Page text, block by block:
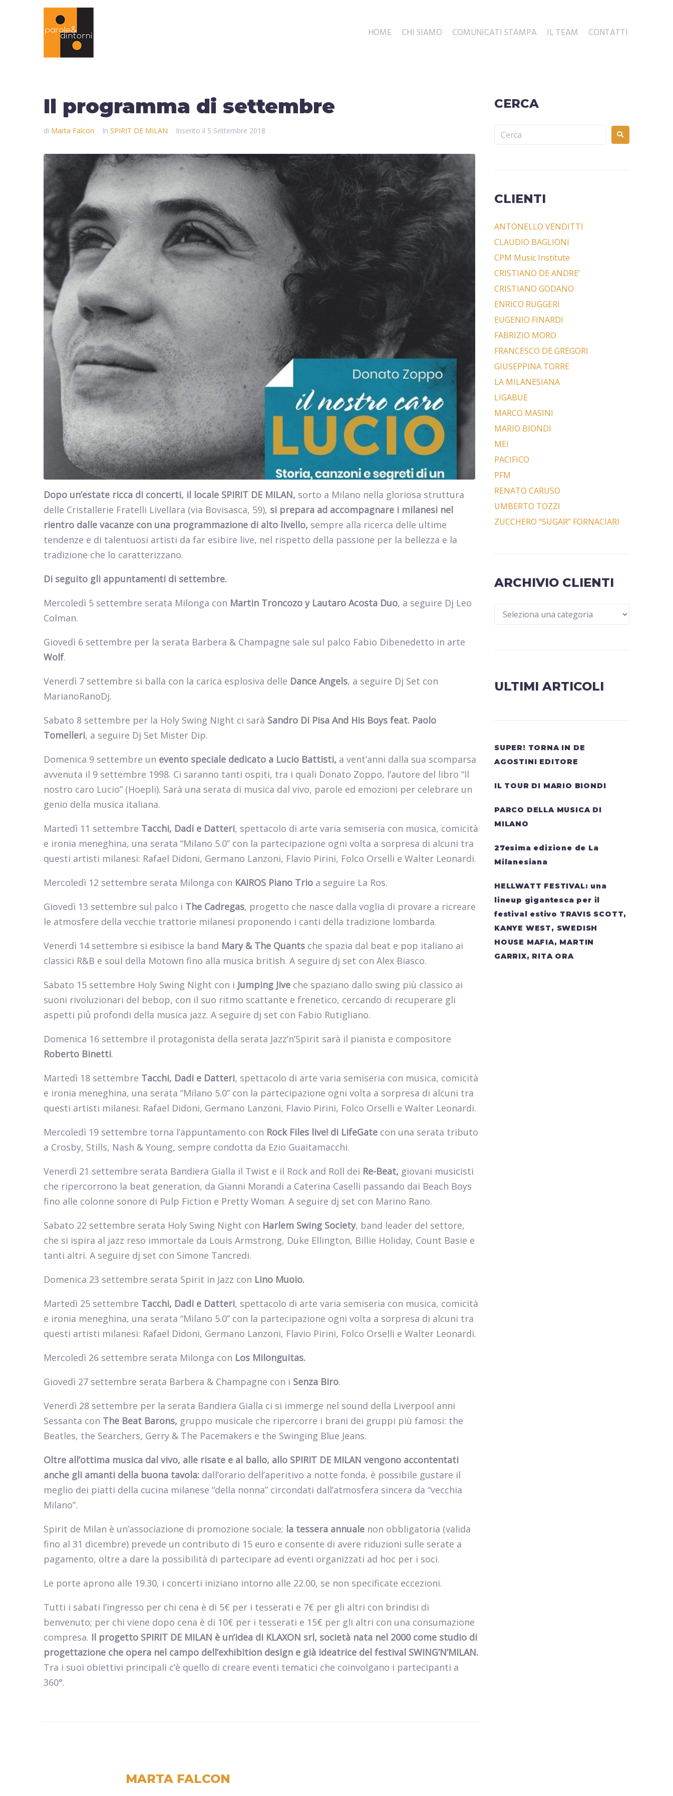
HOME CHI SIAMO COMUNICATI STAMPA IL TEAM CONTATTI
Il programma di settembre
di Marta Falcon In SPIRIT DE MILAN Inserito il 5 Settembre 2018
Dopo un’estate ricca di concerti, il locale SPIRIT DE MILAN, sorto a Milano nella gloriosa struttura
delle Cristallerie Fratelli Livellara (via Bovisasca, 59), si prepara ad accompagnare i milanesi nel
rientro dalle vacanze con una programmazione di alto livello, sempre alla ricerca delle ultime
tendenze e di talentuosi artisti da far esibire live, nel rispetto della passione per la bellezza e la
tradizione che lo caratterizzano.
Di seguito gli appuntamenti di settembre.
Mercoledì 5 settembre serata Milonga con Martin Troncozo y Lautaro Acosta Duo, a seguire Dj Leo
Colman.
Giovedì 6 settembre per la serata Barbera & Champagne sale sul palco Fabio Dibenedetto in arte
Wolf.
Venerdì 7 settembre si balla con la carica esplosiva delle Dance Angels, a seguire Dj Set con
MarianoRanoDj.
Sabato 8 settembre per la Holy Swing Night ci sarà Sandro Di Pisa And His Boys feat. Paolo
Tomelleri, a seguire Dj Set Mister Dip.
Domenica 9 settembre un evento speciale dedicato a Lucio Battisti, a vent’anni dalla sua scomparsa
avvenuta il 9 settembre 1998. Ci saranno tanti ospiti, tra i quali Donato Zoppo, l’autore del libro “Il
nostro caro Lucio” (Hoepli). Sarà una serata di musica dal vivo, parole ed emozioni per celebrare un
genio della musica italiana.
Martedì 11 settembre Tacchi, Dadi e Datteri, spettacolo di arte varia semiseria con musica, comicità
e ironia meneghina, una serata “Milano 5.0” con la partecipazione ogni volta a sorpresa di alcuni tra
questi artisti milanesi: Rafael Didoni, Germano Lanzoni, Flavio Pirini, Folco Orselli e Walter Leonardi.
Mercoledì 12 settembre serata Milonga con KAIROS Piano Trio a seguire La Ros.
Giovedì 13 settembre sul palco i The Cadregas, progetto che nasce dalla voglia di provare a ricreare
le atmosfere della vecchie trattorie milanesi proponendo i canti della tradizione lombarda.
Venerdì 14 settembre si esibisce la band Mary & The Quants che spazia dal beat e pop italiano ai
classici R&B e soul della Motown fino alla musica british. A seguire dj set con Alex Biasco.
Sabato 15 settembre Holy Swing Night con i Jumping Jive che spaziano dallo swing più classico ai
suoni rivoluzionari del bebop, con il suo ritmo scattante e frenetico, cercando di recuperare gli
aspetti più̀ profondi della musica jazz. A seguire dj set con Fabio Rutigliano.
Domenica 16 settembre il protagonista della serata Jazz’n’Spirit sarà il pianista e compositore
Roberto Binetti.
Martedì 18 settembre Tacchi, Dadi e Datteri, spettacolo di arte varia semiseria con musica, comicità
e ironia meneghina, una serata “Milano 5.0” con la partecipazione ogni volta a sorpresa di alcuni tra
questi artisti milanesi: Rafael Didoni, Germano Lanzoni, Flavio Pirini, Folco Orselli e Walter Leonardi.
Mercoledì 19 settembre torna l’appuntamento con Rock Files live! di LifeGate con una serata tributo
a Crosby, Stills, Nash & Young, sempre condotta da Ezio Guaitamacchi.
Venerdì 21 settembre serata Bandiera Gialla il Twist e il Rock and Roll dei Re-Beat, giovani musicisti
che ripercorrono la beat generation, da Gianni Morandi a Caterina Caselli passando dai Beach Boys
fino alle colonne sonore di Pulp Fiction e Pretty Woman. A seguire dj set con Marino Rano.
Sabato 22 settembre serata Holy Swing Night con Harlem Swing Society, band leader del settore,
che si ispira al jazz reso immortale da Louis Armstrong, Duke Ellington, Billie Holiday, Count Basie e
tanti altri. A seguire dj set con Simone Tancredi.
Domenica 23 settembre serata Spirit in Jazz con Lino Muoio.
Martedì 25 settembre Tacchi, Dadi e Datteri, spettacolo di arte varia semiseria con musica, comicità
e ironia meneghina, una serata “Milano 5.0” con la partecipazione ogni volta a sorpresa di alcuni tra
questi artisti milanesi: Rafael Didoni, Germano Lanzoni, Flavio Pirini, Folco Orselli e Walter Leonardi.
Mercoledì 26 settembre serata Milonga con Los Milonguitas.
Giovedì 27 settembre serata Barbera & Champagne con i Senza Biro.
Venerdì 28 settembre per la serata Bandiera Gialla ci si immerge nel sound della Liverpool anni
Sessanta con The Beat Barons, gruppo musicale che ripercorre i brani dei gruppi più famosi: the
Beatles, the Searchers, Gerry & The Pacemakers e the Swinging Blue Jeans.
Oltre all’ottima musica dal vivo, alle risate e al ballo, allo SPIRIT DE MILAN vengono accontentati
anche gli amanti della buona tavola: dall’orario dell’aperitivo a notte fonda, è possibile gustare il
meglio dei piatti della cucina milanese “della nonna” circondati dall’atmosfera sincera da “vecchia
Milano”.
Spirit de Milan è un’associazione di promozione sociale; la tessera annuale non obbligatoria (valida
fino al 31 dicembre) prevede un contributo di 15 euro e consente di avere riduzioni sulle serate a
pagamento, oltre a dare la possibilità di partecipare ad eventi organizzati ad hoc per i soci.
Le porte aprono alle 19.30, i concerti iniziano intorno alle 22.00, se non specificate eccezioni.
Tutti i sabati l’ingresso per chi cena è di 5€ per i tesserati e 7€ per gli altri con brindisi di
benvenuto; per chi viene dopo cena è di 10€ per i tesserati e 15€ per gli altri con una consumazione
compresa. Il progetto SPIRIT DE MILAN è un’idea di KLAXON srl, società nata nel 2000 come studio di
progettazione che opera nel campo dell’exhibition design e già ideatrice del festival SWING’N’MILAN.
Tra i suoi obiettivi principali c’è quello di creare eventi tematici che coinvolgano i partecipanti a
360°.
MARTA FALCON
CERCA
CLIENTI
ANTONELLO VENDITTI
CLAUDIO BAGLIONI
CPM Music Institute
CRISTIANO DE ANDRE’
CRISTIANO GODANO
ENRICO RUGGERI
EUGENIO FINARDI
FABRIZIO MORO
FRANCESCO DE GREGORI
GIUSEPPINA TORRE
LA MILANESIANA
LIGABUE
MARCO MASINI
MARIO BIONDI
MEI
PACIFICO
PFM
RENATO CARUSO
UMBERTO TOZZI
ZUCCHERO “SUGAR” FORNACIARI
ARCHIVIO CLIENTI
ULTIMI ARTICOLI
SUPER! TORNA IN DE
AGOSTINI EDITORE
IL TOUR DI MARIO BIONDI
PARCO DELLA MUSICA DI
MILANO
27esima edizione de La
Milanesiana
HELLWATT FESTIVAL: una
lineup gigantesca per il
festival estivo TRAVIS SCOTT,
KANYE WEST, SWEDISH
HOUSE MAFIA, MARTIN
GARRIX, RITA ORA